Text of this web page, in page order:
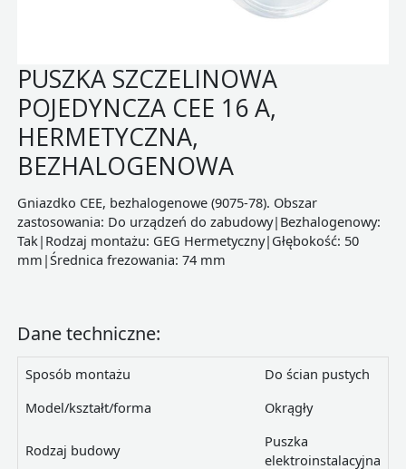
PUSZKA SZCZELINOWA
POJEDYNCZA CEE 16 A,
HERMETYCZNA,
BEZHALOGENOWA
Gniazdko CEE, bezhalogenowe (9075-78). Obszar
zastosowania: Do urządzeń do zabudowy|Bezhalogenowy:
Tak|Rodzaj montażu: GEG Hermetyczny|Głębokość: 50
mm|Średnica frezowania: 74 mm
Dane techniczne:
Sposób montażu
Do ścian pustych
Model/kształt/forma
Okrągły
Rodzaj budowy
Puszka
elektroinstalacyjna